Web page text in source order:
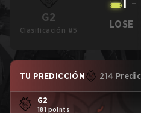
G2
Clasificación #5
LOSE
TU PREDICCIÓN 214
G2
181 points